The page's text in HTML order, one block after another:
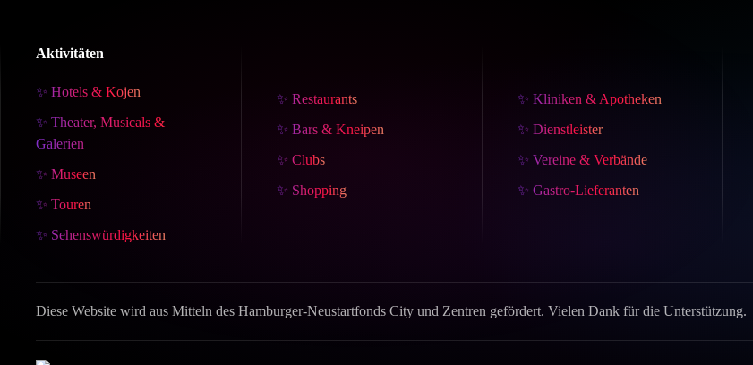
Aktivitäten
✨ Hotels & Kojen
✨ Theater, Musicals &
Galerien
✨ Museen
✨ Touren
✨ Sehenswürdigkeiten
✨ Restaurants
✨ Bars & Kneipen
✨ Clubs
✨ Shopping
✨ Kliniken & Apotheken
✨ Dienstleister
✨ Vereine & Verbände
✨ Gastro-Lieferanten
Diese Website wird aus Mitteln des Hamburger-Neustartfonds City und Zentren gefördert. Vielen Dank für die Unterstützung.